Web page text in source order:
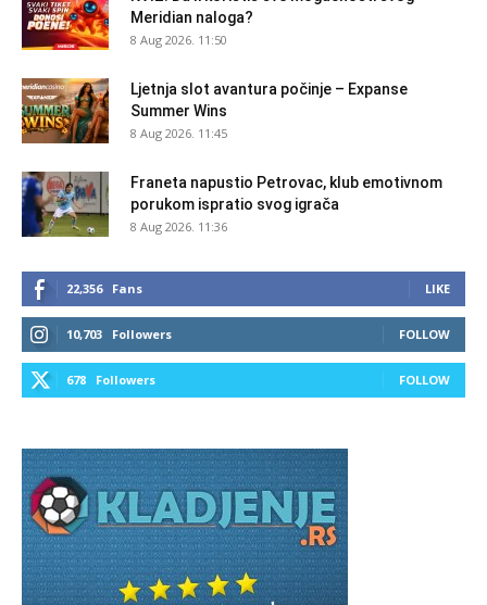
Meridian naloga?
8 Aug 2026. 11:50
Ljetnja slot avantura počinje – Expanse
Summer Wins
8 Aug 2026. 11:45
Franeta napustio Petrovac, klub emotivnom
porukom ispratio svog igrača
8 Aug 2026. 11:36
22,356 Fans LIKE
10,703 Followers FOLLOW
678 Followers FOLLOW